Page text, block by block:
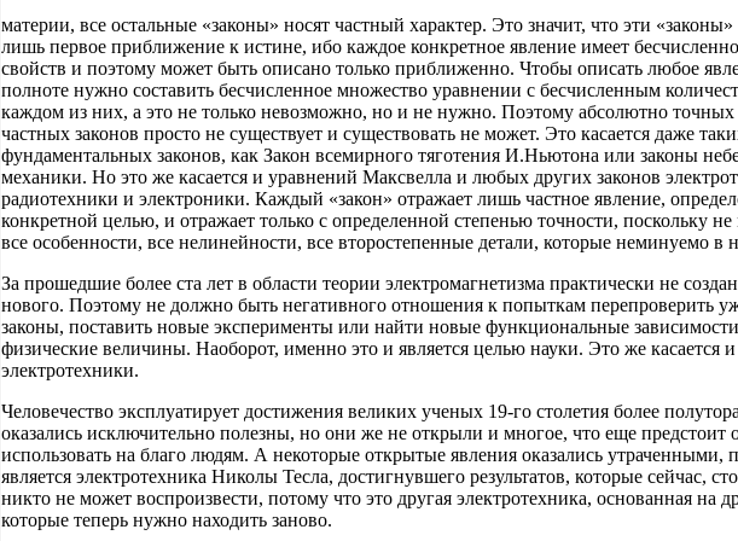
материи, все остальные «законы» носят частный характер. Это значит, что эти «законы»
лишь первое приближение к истине, ибо каждое конкретное явление имеет
свойств и поэтому может быть описано только приближенно. Чтобы описать любое
полноте нужно составить бесчисленное множество уравнении с бесчисленным
каждом из них, а это не только невозможно, но и не нужно. Поэтому абсолютно
частных законов просто не существует и существовать не может. Это касается даже
фундаментальных законов, как Закон всемирного тяготения И.Ньютона или законы
механики. Но это же касается и уравнений Максвелла и любых других законов
радиотехники и электроники. Каждый «закон» отражает лишь частное явление,
конкретной целью, и отражает только с определенной степенью точности, поскольку не
все особенности, все нелинейности, все второстепенные детали, которые неминуемо в
За прошедшие более ста лет в области теории электромагнетизма практически не
нового. Поэтому не должно быть негативного отношения к попыткам перепроверить
законы, поставить новые эксперименты или найти новые функциональные
физические величины. Наоборот, именно это и является целью науки. Это же касается и
электротехники.
Человечество эксплуатирует достижения великих ученых 19-го столетия более
оказались исключительно полезны, но они же не открыли и многое, что еще предстоит
использовать на благо людям. А некоторые открытые явления оказались утраченными,
является электротехника Николы Тесла, достигнувшего результатов, которые сейчас,
никто не может воспроизвести, потому что это другая электротехника, основанная на
которые теперь нужно находить заново.